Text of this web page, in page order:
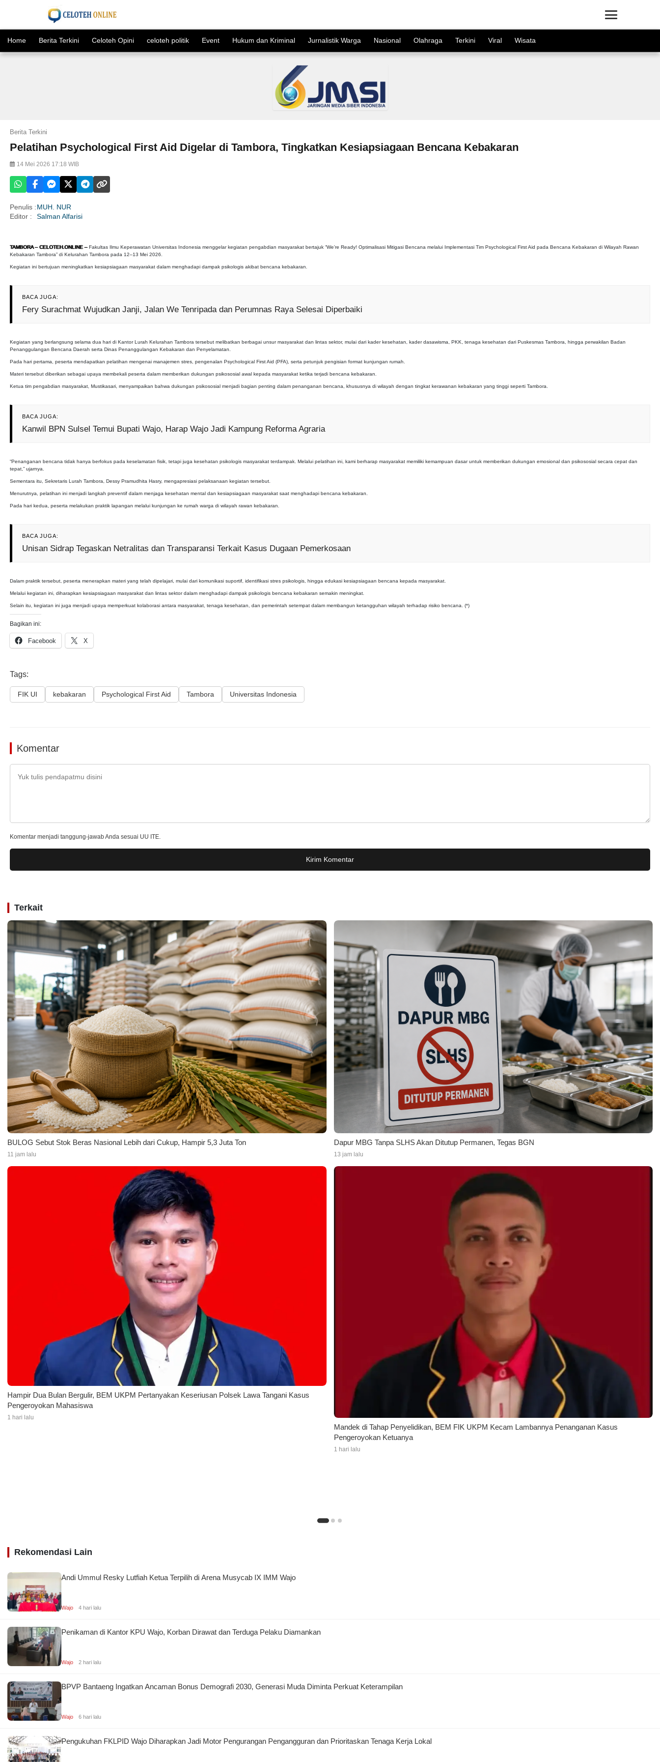
Home Berita Terkini Celoteh Opini celoteh politik Event Hukum dan Kriminal Jurnalistik Warga Nasional Olahraga Terkini Viral Wisata
Berita Terkini
Pelatihan Psychological First Aid Digelar di Tambora, Tingkatkan Kesiapsiagaan Bencana Kebakaran
14 Mei 2026 17:18 WIB
Penulis :MUH. NUR
Editor :
Salman Alfarisi
TAMBORA – CELOTEH.ONLINE –Fakultas Ilmu Keperawatan Universitas Indonesia menggelar kegiatan pengabdian masyarakat bertajuk “We’re Ready! Optimalisasi Mitigasi Bencana melalui Implementasi Tim Psychological First Aid pada Bencana Kebakaran di Wilayah Rawan
Kebakaran Tambora” di Kelurahan Tambora pada 12–13 Mei 2026.
Kegiatan ini bertujuan meningkatkan kesiapsiagaan masyarakat dalam menghadapi dampak psikologis akibat bencana kebakaran.
BACA JUGA:
Fery Surachmat Wujudkan Janji, Jalan We Tenripada dan Perumnas Raya Selesai Diperbaiki
Kegiatan yang berlangsung selama dua hari di Kantor Lurah Kelurahan Tambora tersebut melibatkan berbagai unsur masyarakat dan lintas sektor, mulai dari kader kesehatan, kader dasawisma, PKK, tenaga kesehatan dari Puskesmas Tambora, hingga perwakilan Badan
Penanggulangan Bencana Daerah serta Dinas Penanggulangan Kebakaran dan Penyelamatan.
Pada hari pertama, peserta mendapatkan pelatihan mengenai manajemen stres, pengenalan Psychological First Aid (PFA), serta petunjuk pengisian format kunjungan rumah.
Materi tersebut diberikan sebagai upaya membekali peserta dalam memberikan dukungan psikososial awal kepada masyarakat ketika terjadi bencana kebakaran.
Ketua tim pengabdian masyarakat, Mustikasari, menyampaikan bahwa dukungan psikososial menjadi bagian penting dalam penanganan bencana, khususnya di wilayah dengan tingkat kerawanan kebakaran yang tinggi seperti Tambora.
BACA JUGA:
Kanwil BPN Sulsel Temui Bupati Wajo, Harap Wajo Jadi Kampung Reforma Agraria
“Penanganan bencana tidak hanya berfokus pada keselamatan fisik, tetapi juga kesehatan psikologis masyarakat terdampak. Melalui pelatihan ini, kami berharap masyarakat memiliki kemampuan dasar untuk memberikan dukungan emosional dan psikososial secara cepat dan
tepat,” ujarnya.
Sementara itu, Sekretaris Lurah Tambora, Dessy Pramudhita Hasry, mengapresiasi pelaksanaan kegiatan tersebut.
Menurutnya, pelatihan ini menjadi langkah preventif dalam menjaga kesehatan mental dan kesiapsiagaan masyarakat saat menghadapi bencana kebakaran.
Pada hari kedua, peserta melakukan praktik lapangan melalui kunjungan ke rumah warga di wilayah rawan kebakaran.
BACA JUGA:
Unisan Sidrap Tegaskan Netralitas dan Transparansi Terkait Kasus Dugaan Pemerkosaan
Dalam praktik tersebut, peserta menerapkan materi yang telah dipelajari, mulai dari komunikasi suportif, identifikasi stres psikologis, hingga edukasi kesiapsiagaan bencana kepada masyarakat.
Melalui kegiatan ini, diharapkan kesiapsiagaan masyarakat dan lintas sektor dalam menghadapi dampak psikologis bencana kebakaran semakin meningkat.
Selain itu, kegiatan ini juga menjadi upaya memperkuat kolaborasi antara masyarakat, tenaga kesehatan, dan pemerintah setempat dalam membangun ketangguhan wilayah terhadap risiko bencana. (*)
Bagikan ini:
Facebook X
Tags:
FIK UI kebakaran Psychological First Aid Tambora Universitas Indonesia
Komentar
Komentar menjadi tanggung-jawab Anda sesuai UU ITE.
Kirim Komentar
Terkait
BULOG Sebut Stok Beras Nasional Lebih dari Cukup, Hampir 5,3 Juta Ton
11 jam lalu
Dapur MBG Tanpa SLHS Akan Ditutup Permanen, Tegas BGN
13 jam lalu
Hampir Dua Bulan Bergulir, BEM UKPM Pertanyakan Keseriusan Polsek Lawa Tangani Kasus
Pengeroyokan Mahasiswa
1 hari lalu
Mandek di Tahap Penyelidikan, BEM FIK UKPM Kecam Lambannya Penanganan Kasus
Pengeroyokan Ketuanya
1 hari lalu
Rekomendasi Lain
Andi Ummul Resky Lutfiah Ketua Terpilih di Arena Musycab IX IMM Wajo
Wajo 4 hari lalu
Penikaman di Kantor KPU Wajo, Korban Dirawat dan Terduga Pelaku Diamankan
Wajo 2 hari lalu
BPVP Bantaeng Ingatkan Ancaman Bonus Demografi 2030, Generasi Muda Diminta Perkuat Keterampilan
Wajo 6 hari lalu
Pengukuhan FKLPID Wajo Diharapkan Jadi Motor Pengurangan Pengangguran dan Prioritaskan Tenaga Kerja Lokal